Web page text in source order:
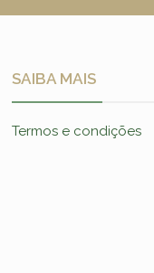
SAIBA MAIS
Termos e condições